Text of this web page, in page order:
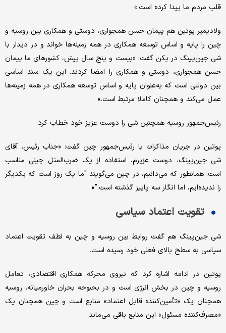
قلب مردم ما پیدا کرده است.»
ولادیمیر پوتین هم پیمان حسن همجواری، دوستی و همکاری بین روسیه و
چین را پایه و اساس توسعه همکاری در همه زمینه‌ها خواند و در دیدار با
شی جین‌پینگ در پکن گفت: «بیست و پنج سال پیش، کشورهای ما پیمان
حسن همجواری، دوستی و همکاری را امضا کردند. این یک سند اساسی
بین دولتی است که به‌عنوان پایه و اساس توسعه همکاری در همه زمینه‌ها
عمل می‌کند و همچنان کاملا مرتبط است.»
رئیس‌جمهور روسیه همچنین شی را دوست عزیز خود خطاب کرد.
پوتین در جریان مذاکرات با رئیس‌جمهور چین گفت: «جناب رئیس، آقای
شی جین‌پینگ، دوست عزیزم، استفاده از یک ضرب‌المثل چینی مناسب
است. همانطور که می‌دانیم، در چین می‌گویند "ما یک روز است که یکدیگر
را ندیده‌ایم، اما انگار سه پاییز گذشته است."»
تقویت اعتماد سیاسی
شی جین‌پینگ هم گفت روابط بین روسیه و چین به لطف تقویت اعتماد
سیاسی به سطح بالای فعلی خود رسیده است.
پوتین در ادامه اشاره کرد که نیروی محرکه همکاری اقتصادی، تعامل
روسیه و چین در بخش انرژی است و در بحبوحه بحران خاورمیانه، روسیه
همچنان یک «تأمین‌کننده قابل اعتماد» منابع است و چین همچنان یک
«مصرف‌کننده مسئول» این منابع باقی می‌ماند.